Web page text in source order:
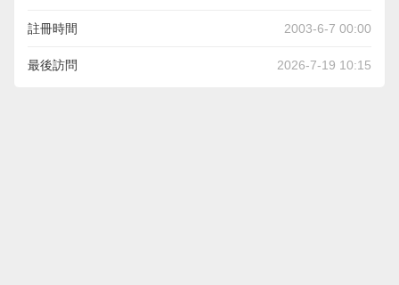
註冊時間 2003-6-7 00:00
最後訪問 2026-7-19 10:15